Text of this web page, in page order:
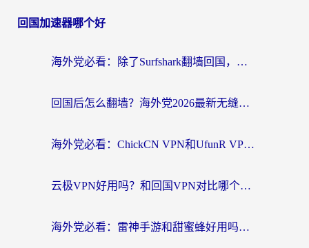
回国加速器哪个好
海外党必看：除了Surfshark翻墙回国，这些加速器选择技巧你真的懂吗？
回国后怎么翻墙？海外党2026最新无缝访问国内资源全攻略（附对比实测）
海外党必看：ChickCN VPN和UfunR VPN对比哪个回国效果更好？附实用选择指南
云极VPN好用吗？和回国VPN对比哪个回国效果更好？海外党亲测避坑指南
海外党必看：雷神手游和甜蜜蜂好用吗？3步选对回国加速器无缝刷国内资源